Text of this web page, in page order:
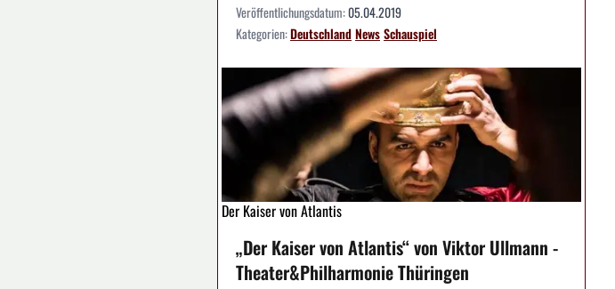
Veröffentlichungsdatum:05.04.2019
Kategorien:DeutschlandNewsSchauspiel
Der Kaiser von Atlantis
„Der Kaiser von Atlantis“ von Viktor Ullmann -
Theater&Philharmonie Thüringen